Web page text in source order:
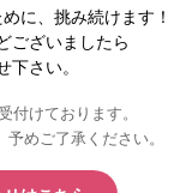
に、挑み続けます！
ございましたら
さい。
けております。
めご了承ください。